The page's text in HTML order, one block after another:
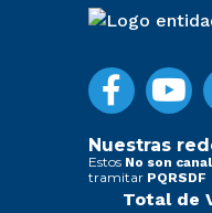
Nuestras
Estos No son
tramitar PQRSDF
Total de